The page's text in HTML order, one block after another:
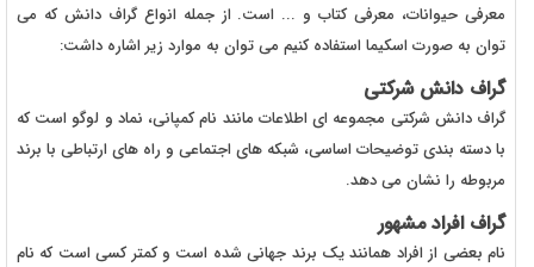
معرفی حیوانات، معرفی کتاب و ... است. از جمله انواع گراف دانش که می
توان به صورت اسکیما استفاده کنیم می توان به موارد زیر اشاره داشت:
گراف دانش شرکتی
گراف دانش شرکتی مجموعه ای اطلاعات مانند نام کمپانی، نماد و لوگو است که
با دسته بندی توضیحات اساسی، شبکه های اجتماعی و راه های ارتباطی با برند
مربوطه را نشان می دهد.
گراف افراد مشهور
نام بعضی از افراد همانند یک برند جهانی شده است و کمتر کسی است که نام